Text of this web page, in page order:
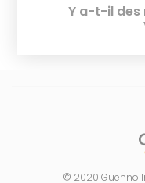
Y a-t-il des
© 2020 Guenno